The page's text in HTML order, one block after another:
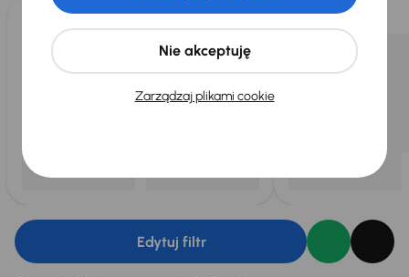
Edytuj filtr
Zarządzaj plikami cookie
Nie akceptuję